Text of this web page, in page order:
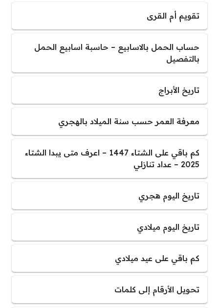
تقويم أم القرى
حساب الحمل بالاسابيع – حاسبة اسابيع الحمل
بالتفصيل
تاريخ الأبراج
معرفة العمر حسب سنة الميلاد بالهجري
كم باقي على الشتاء 1447 – اعرف متى يبدا الشتاء
2025 – عداد تنازلي
تاريخ اليوم هجري
تاريخ اليوم ميلادي
كم باقي على عيد ميلادي
تحويل الأرقام إلى كلمات